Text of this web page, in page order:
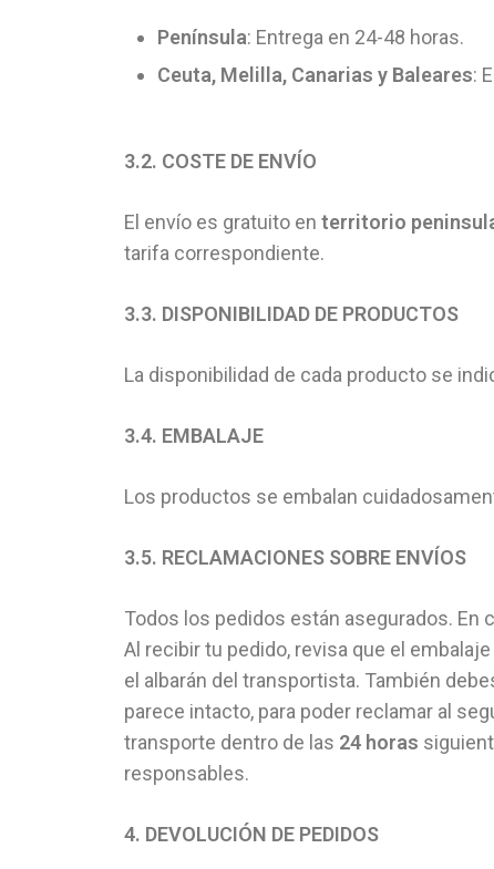
Península: Entrega en 24-48 horas.
Ceuta, Melilla, Canarias y Baleares:
3.2. COSTE DE ENVÍO
El envío es gratuito en territorio
tarifa correspondiente.
3.3. DISPONIBILIDAD DE PRODUCTOS
La disponibilidad de cada producto se
3.4. EMBALAJE
Los productos se embalan
3.5. RECLAMACIONES SOBRE ENVÍOS
Todos los pedidos están asegurados. En
Al recibir tu pedido, revisa que el
el albarán del transportista. También
parece intacto, para poder reclamar al
transporte dentro de las 24 horas
responsables.
4. DEVOLUCIÓN DE PEDIDOS